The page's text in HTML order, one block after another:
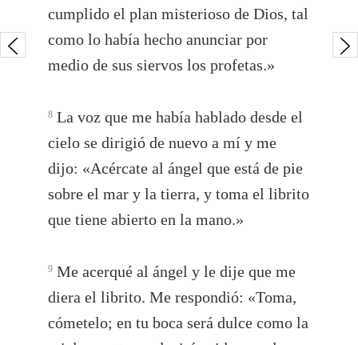
cumplido el plan misterioso de Dios, tal
como lo había hecho anunciar por
medio de sus siervos los profetas.»
8 La voz que me había hablado desde el
cielo se dirigió de nuevo a mí y me
dijo: «Acércate al ángel que está de pie
sobre el mar y la tierra, y toma el librito
que tiene abierto en la mano.»
9 Me acerqué al ángel y le dije que me
diera el librito. Me respondió: «Toma,
cómetelo; en tu boca será dulce como la